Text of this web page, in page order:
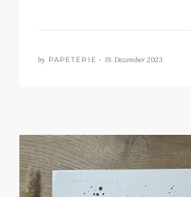
by PAPETERIE • 19. Dezember 2023